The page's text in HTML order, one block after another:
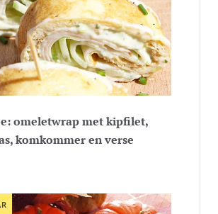
omeletwrap met kipfilet,
komkommer en verse